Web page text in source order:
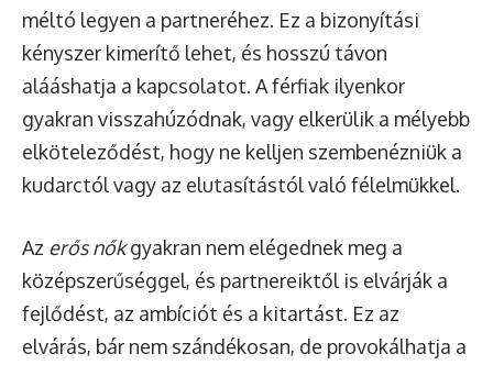
méltó legyen a partneréhez. Ez a bizonyítási
kényszer kimerítő lehet, és hosszú távon
alááshatja a kapcsolatot. A férfiak ilyenkor
gyakran visszahúzódnak, vagy elkerülik a mélyebb
elköteleződést, hogy ne kelljen szembenézniük a
kudarctól vagy az elutasítástól való félelmükkel.
Az erős nőkgyakran nem elégednek meg a
középszerűséggel, és partnereiktől is elvárják a
fejlődést, az ambíciót és a kitartást. Ez az
elvárás, bár nem szándékosan, de provokálhatja a